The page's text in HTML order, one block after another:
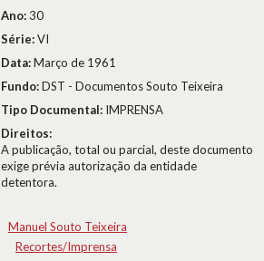
Ano:30
Série:VI
Data:Março de 1961
Fundo:DST - Documentos Souto Teixeira
Tipo Documental: IMPRENSA
Direitos:
A publicação, total ou parcial, deste documento
exige prévia autorização da entidade
detentora.
Manuel Souto Teixeira
Recortes/Imprensa